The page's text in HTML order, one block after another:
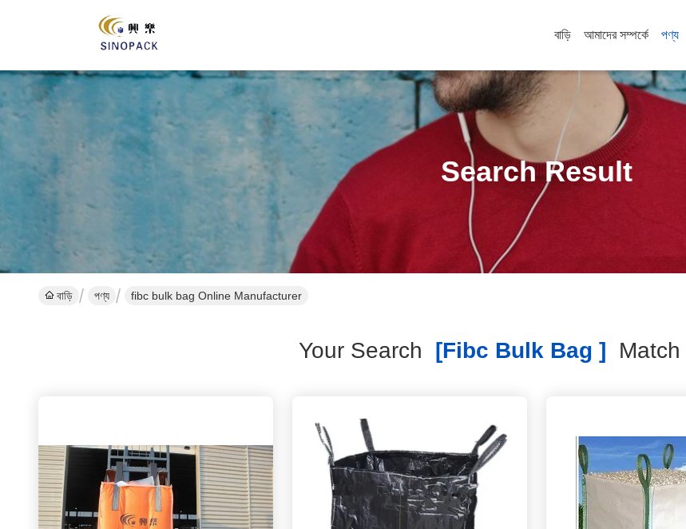
বাড়ি আমাদের সম্পর্কে পণ্য
Search Result
বাড়ি পণ্য fibc bulk bag Online Manufacturer
Your Search [fibc Bulk Bag ] Match